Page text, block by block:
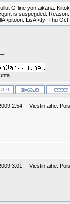
G-line yön aikana.
is suspended.
LisÃ¤tty: Thu
2:54 Viestin aihe:
3:01 Viestin aihe: